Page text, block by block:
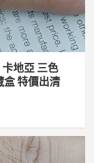
卡地亞 三色
盒 特價出清